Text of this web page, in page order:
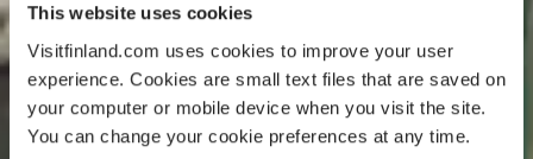
This website uses cookies
Visitfinland.com uses cookies to improve your user
experience. Cookies are small text files that are saved on
your computer or mobile device when you visit the site.
You can change your cookie preferences at any time.